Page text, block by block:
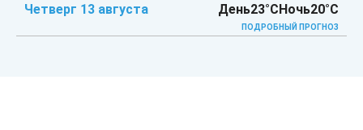
Четверг 13 августа День23°CНочь20°C
ПОДРОБНЫЙ ПРОГНОЗ